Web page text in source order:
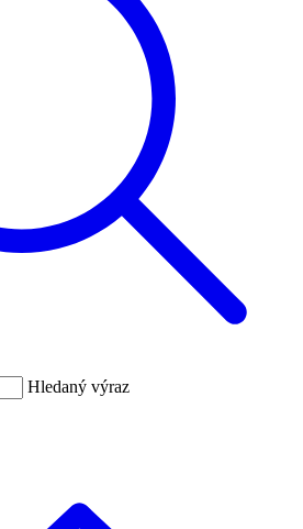
Hledaný výraz